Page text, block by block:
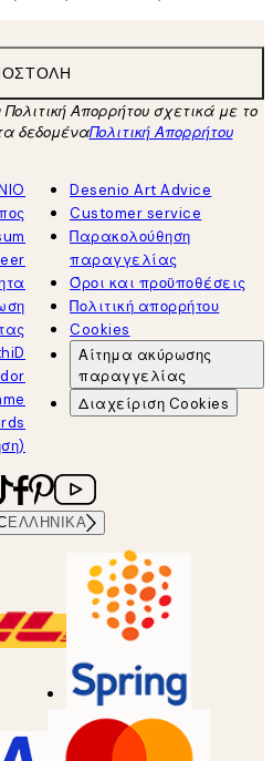
Απορρήτου σχετικά με το
δεδομέναΠολιτική Απορρήτου
Desenio Art Advice
Customer service
Παρακολούθηση
παραγγελίας
Όροι και προϋποθέσεις
Πολιτική απορρήτου
Cookies
Αίτημα ακύρωσης
παραγγελίας
Διαχείριση Cookies
ΕΛΛΗΝΙΚΆ